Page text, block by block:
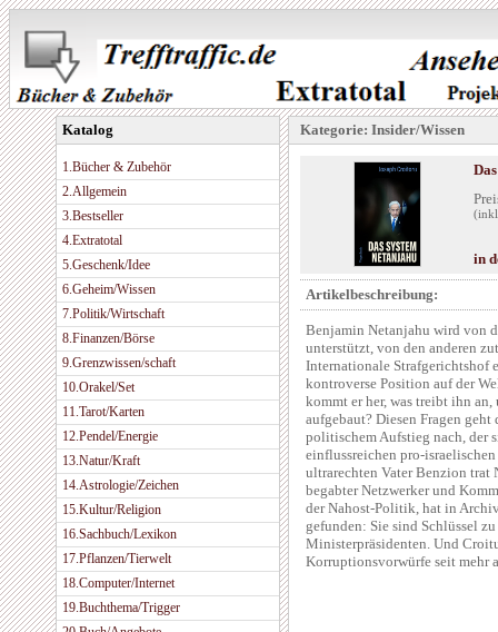
Katalog
1.Bücher & Zubehör
2.Allgemein
3.Bestseller
4.Extratotal
5.Geschenk/Idee
6.Geheim/Wissen
7.Politik/Wirtschaft
8.Finanzen/Börse
9.Grenzwissen/schaft
10.Orakel/Set
11.Tarot/Karten
12.Pendel/Energie
13.Natur/Kraft
14.Astrologie/Zeichen
15.Kultur/Religion
16.Sachbuch/Lexikon
17.Pflanzen/Tierwelt
18.Computer/Internet
19.Buchthema/Trigger
Kategorie: Insider/Wissen
in
Artikelbeschreibung:
Benjamin Netanjahu wird von
unterstützt, von den anderen
Internationale Strafgerichtshof
kontroverse Position auf der
kommt er her, was treibt ihn
aufgebaut? Diesen Fragen
politischem Aufstieg nach, der
einflussreichen pro-
ultrarechten Vater Benzion trat
begabter Netzwerker und
der Nahost-Politik, hat in
gefunden: Sie sind Schlüssel
Ministerpräsidenten. Und
Korruptionsvorwürfe seit mehr